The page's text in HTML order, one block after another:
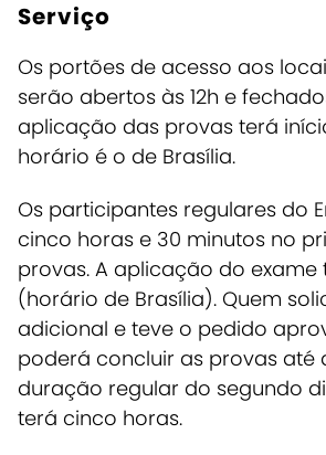
Serviço
Os portões de acesso aos
serão abertos às 12h e
aplicação das provas terá
horário é o de Brasília.
Os participantes regulares do
cinco horas e 30 minutos no
provas. A aplicação do exame
(horário de Brasília). Quem
adicional e teve o pedido
poderá concluir as provas até
duração regular do segundo
terá cinco horas.